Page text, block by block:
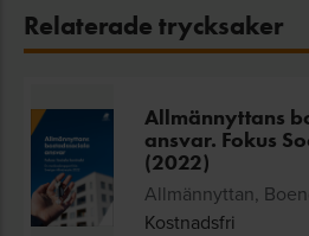
Relaterade trycksaker
Allmännyttans
ansvar. Fokus
(2022)
Allmännyttan,
Kostnadsfri